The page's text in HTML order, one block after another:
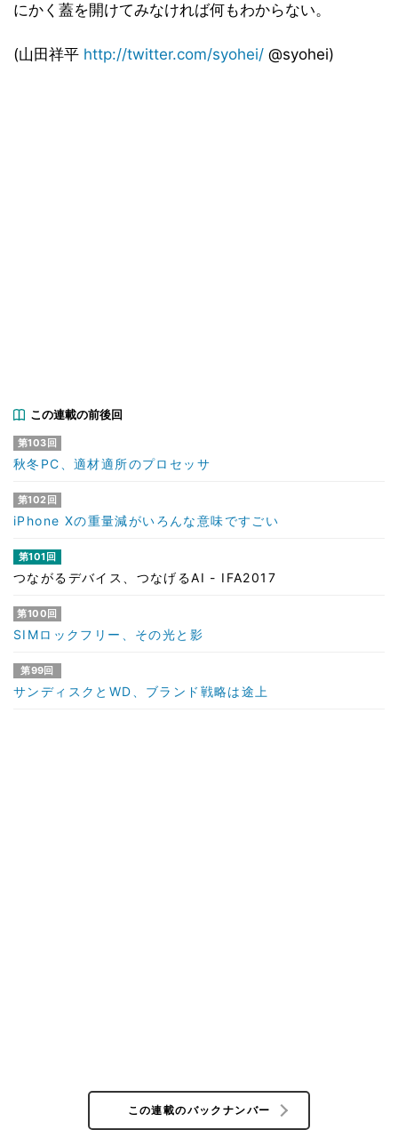
にかく蓋を開けてみなければ何もわからない。
(山田祥平 http://twitter.com/syohei/ @syohei)
この連載の前後回
第103回
秋冬PC、適材適所のプロセッサ
第102回
iPhone Xの重量減がいろんな意味ですごい
第101回
つながるデバイス、つなげるAI - IFA2017
第100回
SIMロックフリー、その光と影
第99回
サンディスクとWD、ブランド戦略は途上
この連載のバックナンバー